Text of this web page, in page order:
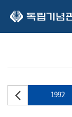
1992